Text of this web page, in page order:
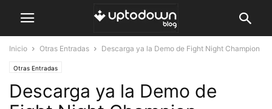
Inicio Otras Entradas Descarga ya la Demo de Fight Night Champion
Otras Entradas
Descarga ya la Demo de